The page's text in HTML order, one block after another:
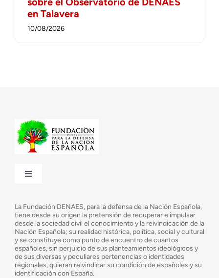
en Talavera
10/08/2026
Toggle
¿Cuáles son nuestros objetivos?
Consejo Asesor
La Fundación DENAES, para la defensa de la Nación Española,
tiene desde su origen la pretensión de recuperar e impulsar
desde la sociedad civil el conocimiento y la reivindicación de la
Nación Española; su realidad histórica, política, social y cultural
y se constituye como punto de encuentro de cuantos
españoles, sin perjuicio de sus planteamientos ideológicos y
de sus diversas y peculiares pertenencias o identidades
regionales, quieran reivindicar su condición de españoles y su
identificación con España.